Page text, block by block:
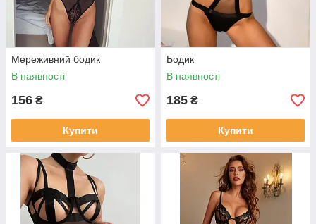
Мереживний бодик
В наявності
156 ₴
Купити
Бодик
В наявності
185 ₴
Купити